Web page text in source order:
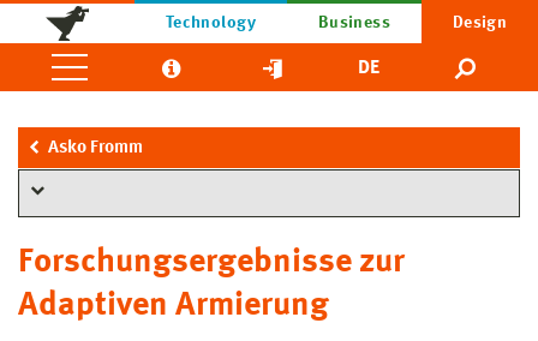
Technology Business Design
DE
Asko Fromm
Forschungsergebnisse zur
Adaptiven Armierung